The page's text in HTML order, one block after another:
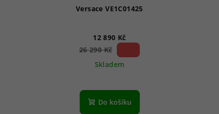
Versace VE1C01425
12 890 Kč
26 290 Kč
Skladem
Do košíku